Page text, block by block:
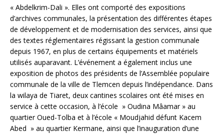
« Abdelkrim-Dali ». Elles ont comporté des expositions
d’archives communales, la présentation des différentes étapes
de développement et de modernisation des services, ainsi que
des textes réglementaires régissant la gestion communale
depuis 1967, en plus de certains équipements et matériels
utilisés auparavant. L’événement a également inclus une
exposition de photos des présidents de l’Assemblée populaire
communale de la ville de Tlemcen depuis l’indépendance. Dans
la wilaya de Tiaret, deux cantines scolaires ont été mises en
service à cette occasion, à l’école » Oudina Mâamar » au
quartier Oued-Tolba et à l’école « Moudjahid défunt Kacem
Abed » au quartier Kermane, ainsi que l’inauguration d’une